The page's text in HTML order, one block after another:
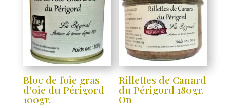
Bloc de foie gras
d’oie du Périgord
100gr.
Rillettes de Canard
du Périgord 180gr.
On